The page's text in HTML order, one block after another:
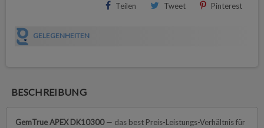
Teilen Tweet Pinterest
GELEGENHEITEN
BESCHREIBUNG
GemTrue APEX DK10300— das best Preis-Leistungs-Verhältnis für